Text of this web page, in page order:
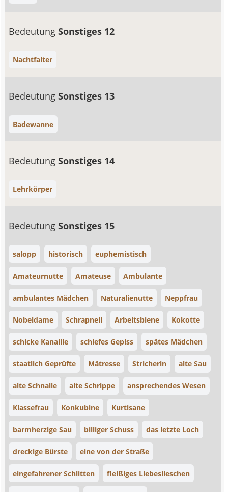
BedeutungSonstiges 12
Nachtfalter
BedeutungSonstiges 13
Badewanne
BedeutungSonstiges 14
Lehrkörper
BedeutungSonstiges 15
salopp historisch euphemistisch
Amateurnutte Amateuse Ambulante
ambulantes Mädchen Naturalienutte Neppfrau
Nobeldame Schrapnell Arbeitsbiene Kokotte
schicke Kanaille schiefes Gepiss spätes Mädchen
staatlich Geprüfte Mätresse Stricherin alte Sau
alte Schnalle alte Schrippe ansprechendes Wesen
Klassefrau Konkubine Kurtisane
barmherzige Sau billiger Schuss das letzte Loch
dreckige Bürste eine von der Straße
eingefahrener Schlitten fleißiges Liebeslieschen